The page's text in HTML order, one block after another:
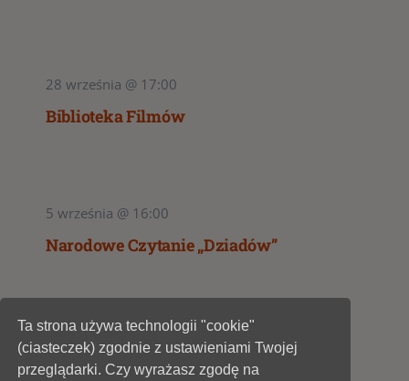
28 września @ 17:00
Biblioteka Filmów
5 września @ 16:00
Narodowe Czytanie „Dziadów”
1
Ta strona używa technologii "cookie"
(ciasteczek) zgodnie z ustawieniami Twojej
przeglądarki. Czy wyrażasz zgodę na